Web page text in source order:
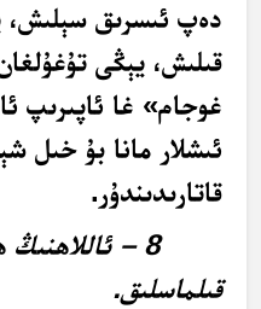
دەپ ئىسرىق سېلىش،
قىلىش، يېڭى
غوجام» غا ئاپىرىپ
ئىشلار مانا بۇ خىل
قاتارىدىندۇر.
8 –
قىلماسلىق.